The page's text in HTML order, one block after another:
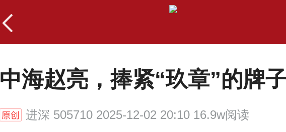
中海赵亮，捧紧“玖章”的牌
进深 505710 2025-12-02 20:10 16.9w阅读